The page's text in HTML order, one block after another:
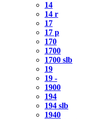
14
14 r
17
17 p
170
1700
1700 slb
19
19 -
1900
194
194 slb
1940